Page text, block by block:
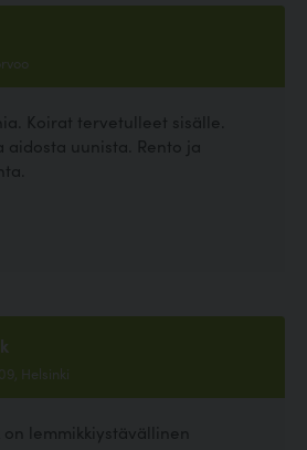
Koirat tervetulleet sisälle.
aidosta uunista. Rento ja
Helsinki
on lemmikkiystävällinen